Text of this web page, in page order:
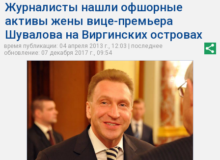
Журналисты нашли офшорные
активы жены вице-премьера
Шувалова на Виргинских островах
время публикации: 04 апреля 2013 г., 12:03 | последнее
обновление: 07 декабря 2017 г., 09:54